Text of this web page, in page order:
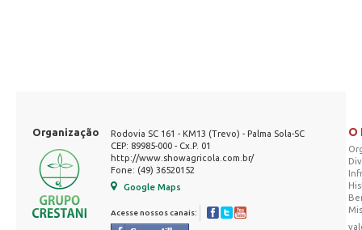
Organização
Rodovia SC 161 - KM13 (Trevo) - Palma Sola-SC
CEP: 89985-000 - Cx.P. 01
http://www.showagricola.com.br/
Fone: (49) 36520152
Google Maps
Acesse nossos canais:
O